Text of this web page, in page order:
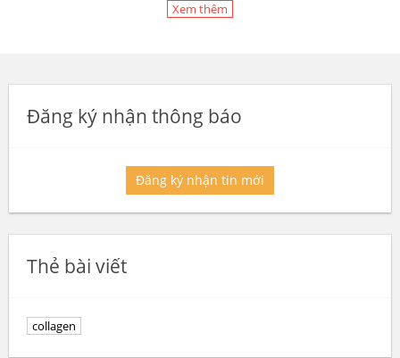
Xem thêm
Đăng ký nhận thông báo
Đăng ký nhận tin mới
Thẻ bài viết
collagen